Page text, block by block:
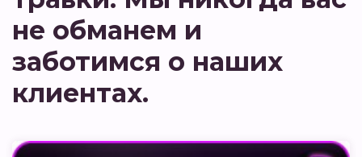
не обманем и
заботимся о наших
клиентах.